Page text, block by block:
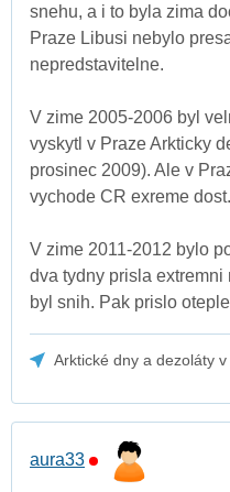
snehu, a i to byla zima
Praze Libusi nebylo
nepredstavitelne.
V zime 2005-2006 byl
vyskytl v Praze Arkticky
prosinec 2009). Ale v
vychode CR exreme dost.
V zime 2011-2012 bylo
dva tydny prisla
byl snih. Pak prislo
Arktické dny a dezoláty
aura33